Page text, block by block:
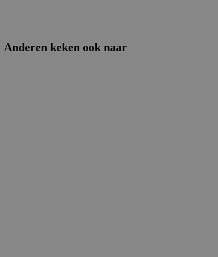
Anderen keken ook naar